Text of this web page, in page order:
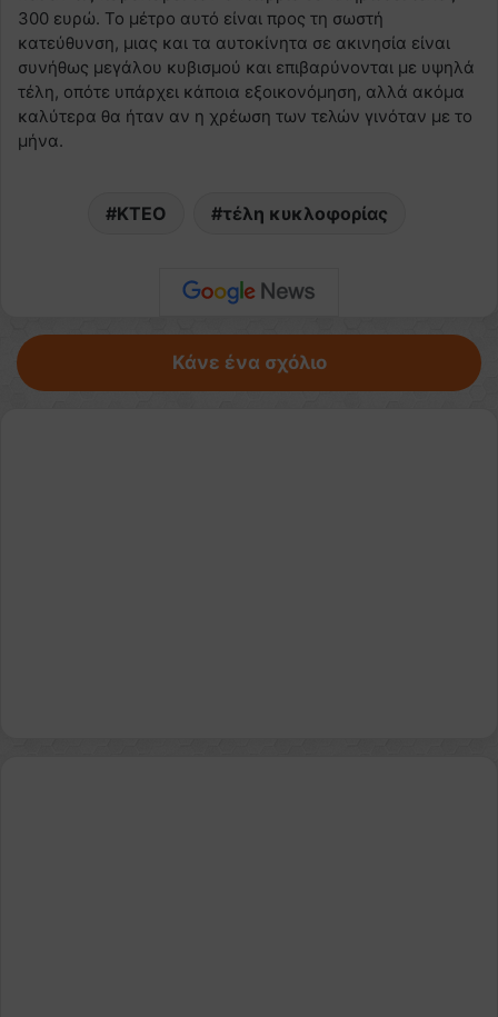
300 ευρώ. Το μέτρο αυτό είναι προς τη σωστή
κατεύθυνση, μιας και τα αυτοκίνητα σε ακινησία είναι
συνήθως μεγάλου κυβισμού και επιβαρύνονται με υψηλά
τέλη, οπότε υπάρχει κάποια εξοικονόμηση, αλλά ακόμα
καλύτερα θα ήταν αν η χρέωση των τελών γινόταν με το
μήνα.
ΚΤΕΟ τέλη κυκλοφορίας
Κάνε ένα σχόλιο